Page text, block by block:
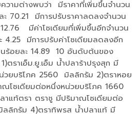
วามต่างพบว่า มีราคาที่เพิ่มขึ้นจำนวน
70.21 มีการปรับราคาลดลงจำนวน
มีค่าโซเดียมที่เพิ่มขึ้นอีกจำนวน
4.25 มีการปรับค่าโซเดียมลดลงอีก
ร้อยละ 14.89 10 อันดับต้นของ
ราเอ็ม.ยู.เอ็ม น้ำปลาร้าปรุงสุก มี
วยบริโภค 2560 มิลลิกรัม 2)ตราหอย
โซเดียมต่อหนึ่งหน่วยบริโภค 1660
าแท้ตรา ตราชู มีปริมาณโซเดียมต่อ
ลลิกรัม 4)ตราทิพรส น้ำปลาแท้ มี